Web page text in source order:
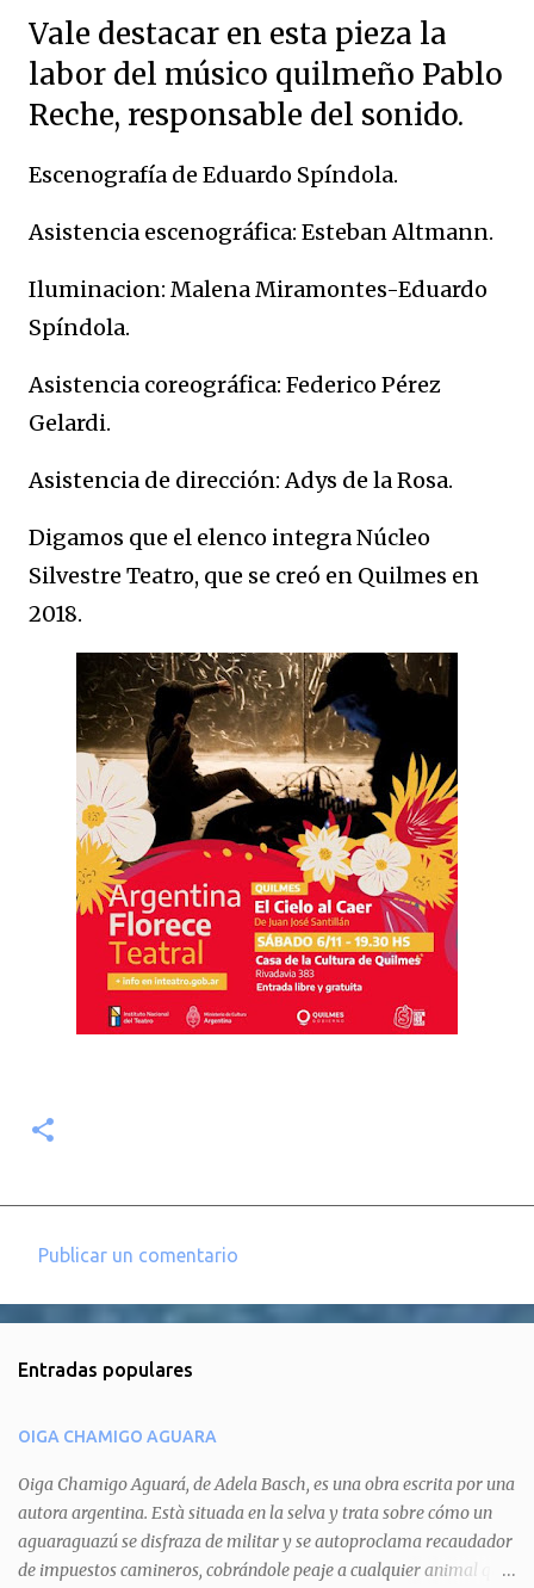
Vale destacar en esta pieza la
labor del músico quilmeño Pablo
Reche, responsable del sonido.
Escenografía de Eduardo Spíndola.
Asistencia escenográfica: Esteban Altmann.
Iluminacion: Malena Miramontes-Eduardo
Spíndola.
Asistencia coreográfica: Federico Pérez
Gelardi.
Asistencia de dirección: Adys de la Rosa.
Digamos que el elenco integra Núcleo
Silvestre Teatro, que se creó en Quilmes en
2018.
e
t
a
r
i
o
Publicar un comentario
Entradas populares
OIGA CHAMIGO AGUARA
Oiga Chamigo Aguará, de Adela Basch, es una obra escrita por una
autora argentina. Està situada en la selva y trata sobre cómo un
aguaraguazú se disfraza de militar y se autoproclama recaudador
de impuestos camineros, cobrándole peaje a cualquier animal que